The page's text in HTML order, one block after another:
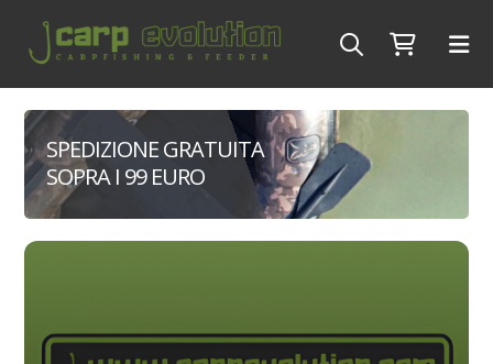
SPEDIZIONE GRATUITA
SOPRA I 99 EURO